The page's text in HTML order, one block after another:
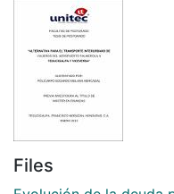
Files